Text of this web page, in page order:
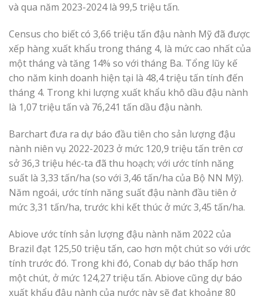
và qua năm 2023-2024 là 99,5 triệu tấn.
Census cho biết có 3,66 triệu tấn đậu nành Mỹ đã được
xếp hàng xuất khẩu trong tháng 4, là mức cao nhất của
một tháng và tăng 14% so với tháng Ba. Tổng lũy kế
cho năm kinh doanh hiện tại là 48,4 triệu tấn tính đến
tháng 4. Trong khi lượng xuất khẩu khô dầu đậu nành
là 1,07 triệu tấn và 76,241 tấn dầu đậu nành.
Barchart đưa ra dự báo đầu tiên cho sản lượng đậu
nành niên vụ 2022-2023 ở mức 120,9 triệu tấn trên cơ
sở 36,3 triệu héc-ta đã thu hoạch; với ước tính năng
suất là 3,33 tấn/ha (so với 3,46 tấn/ha của Bộ NN Mỹ).
Năm ngoái, ước tính năng suất đậu nành đầu tiên ở
mức 3,31 tấn/ha, trước khi kết thúc ở mức 3,45 tấn/ha.
Abiove ước tính sản lượng đậu nành năm 2022 của
Brazil đạt 125,50 triệu tấn, cao hơn một chút so với ước
tính trước đó. Trong khi đó, Conab dự báo thấp hơn
một chút, ở mức 124,27 triệu tấn. Abiove cũng dự báo
xuất khẩu đậu nành của nước này sẽ đạt khoảng 80